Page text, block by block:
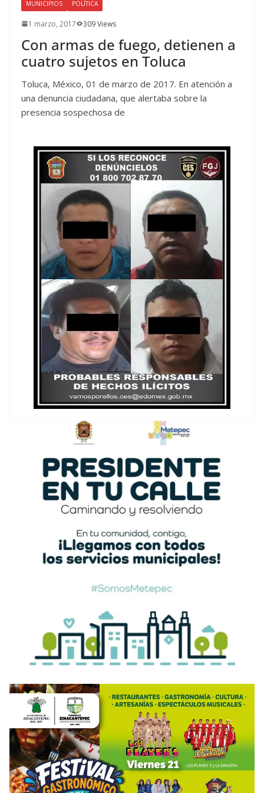
MUNICIPIOS POLÍTICA
1 marzo, 2017 309 Views
Con armas de fuego, detienen a
cuatro sujetos en Toluca
Toluca, México, 01 de marzo de 2017. En atención a
una denuncia ciudadana, que alertaba sobre la
presencia sospechosa de